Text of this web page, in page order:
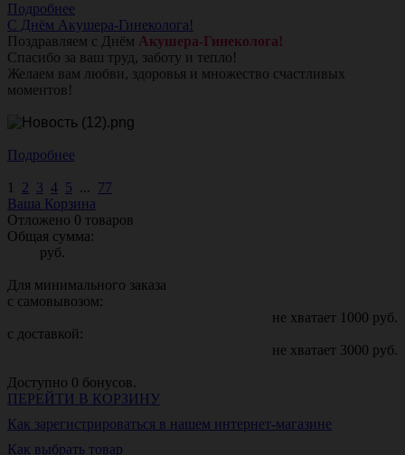
Подробнее
С Днём Акушера-Гинеколога!
Поздравляем с Днём Акушера-Гинеколога!
Спасибо за ваш труд, заботу и тепло!
Желаем вам любви, здоровья и множество счастливых
моментов!
Подробнее
1 2 3 4 5 ... 77
Ваша Корзина
Отложено 0 товаров
Общая сумма:
руб.
Для минимального заказа
с самовывозом:
не хватает 1000 руб.
с доставкой:
не хватает 3000 руб.
Доступно 0 бонусов.
ПЕРЕЙТИ В КОРЗИНУ
Как зарегистрироваться в нашем интернет-магазине
Как выбрать товар